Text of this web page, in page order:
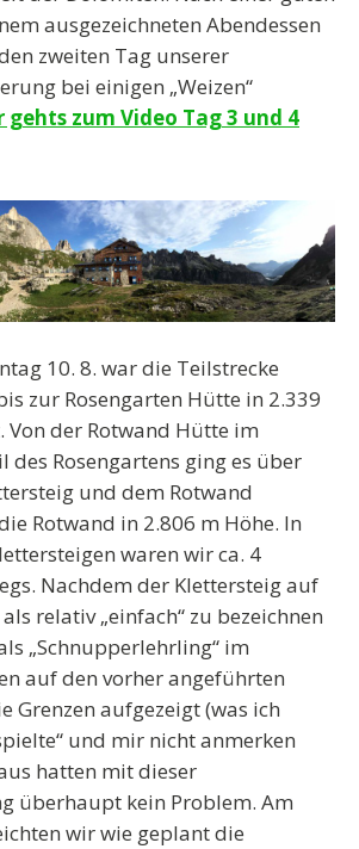
ausgezeichneten Abendessen
zweiten Tag unserer
bei einigen „Weizen“
gehts zum Video Tag 3 und 4
10. 8. war die Teilstrecke
zur Rosengarten Hütte in 2.339
Von der Rotwand Hütte im
des Rosengartens ging es über
und dem Rotwand
Rotwand in 2.806 m Höhe. In
waren wir ca. 4
Nachdem der Klettersteig auf
relativ „einfach“ zu bezeichnen
„Schnupperlehrling“ im
auf den vorher angeführten
Grenzen aufgezeigt (was ich
und mir nicht anmerken
hatten mit dieser
überhaupt kein Problem. Am
wir wie geplant die